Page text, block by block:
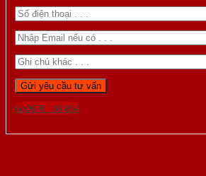
Gọi 0976.169.864